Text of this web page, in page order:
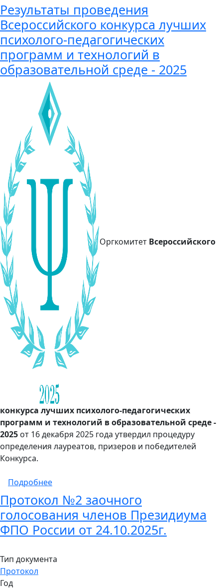
Результаты проведения
Всероссийского конкурса лучших
психолого-педагогических
программ и технологий в
образовательной среде - 2025
Оргкомитет Всероссийского
конкурса лучших психолого-педагогических
программ и технологий в образовательной среде -
2025 от 16 декабря 2025 года утвердил процедуру
определения лауреатов, призеров и победителей
Конкурса.
Подробнеео Результаты проведения
Протокол №2 заочного
голосования членов Президиума
ФПО России от 24.10.2025г.
Тип документа
Протокол
Год